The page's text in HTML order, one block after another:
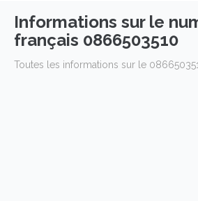
Informations sur le
français 0866503510
Toutes les informations sur le